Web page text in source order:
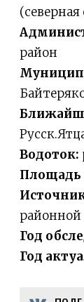
район
Водоток:
Площадь
Год
Год